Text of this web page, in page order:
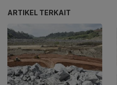
ARTIKEL TERKAIT